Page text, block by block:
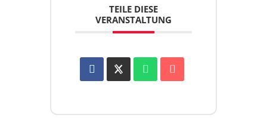
TEILE DIESE
VERANSTALTUNG